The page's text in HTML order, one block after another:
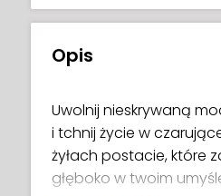
włosów
Uwolnij
sprawiają, że
błyszczą
Nasyć swoje
Opis
Uwolnij nieskrywaną
i tchnij życie w
żyłach postacie, które
głęboko w twoim